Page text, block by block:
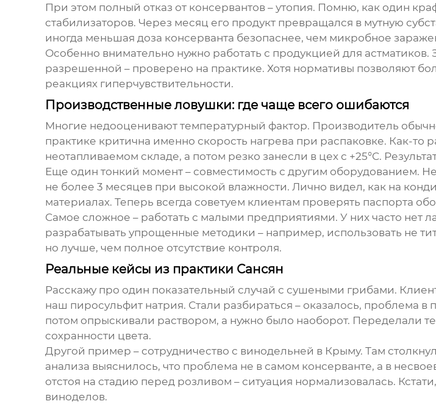
При этом полный отказ от консервантов – утопия. Помню, как один
стабилизаторов. Через месяц его продукт превращался в мутную
иногда меньшая доза консерванта безопаснее, чем микробное
Особенно внимательно нужно работать с продукцией для
разрешенной – проверено на практике. Хотя нормативы позволяют
реакциях гиперчувствительности.
Производственные ловушки: где чаще всего ошибаются
Многие недооценивают температурный фактор. Производитель
практике критична именно скорость нагрева при распаковке. Как-то
неотапливаемом складе, а потом резко занесли в цех с +25°C.
Еще один тонкий момент – совместимость с другим оборудованием.
не более 3 месяцев при высокой влажности. Лично видел, как на
материалах. Теперь всегда советуем клиентам проверять паспорта
Самое сложное – работать с малыми предприятиями. У них часто нет
разрабатывать упрощенные методики – например, использовать не
но лучше, чем полное отсутствие контроля.
Реальные кейсы из практики Сансян
Расскажу про один показательный случай с сушеными грибами.
наш пиросульфит натрия. Стали разбираться – оказалось, проблема
потом опрыскивали раствором, а нужно было наоборот. Переделали
сохранности цвета.
Другой пример – сотрудничество с винодельней в Крыму. Там
анализа выяснилось, что проблема не в самом консерванте, а в
отстоя на стадию перед розливом – ситуация нормализовалась.
виноделов.